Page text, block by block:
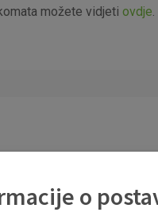
možete vidjeti ovdje.
o